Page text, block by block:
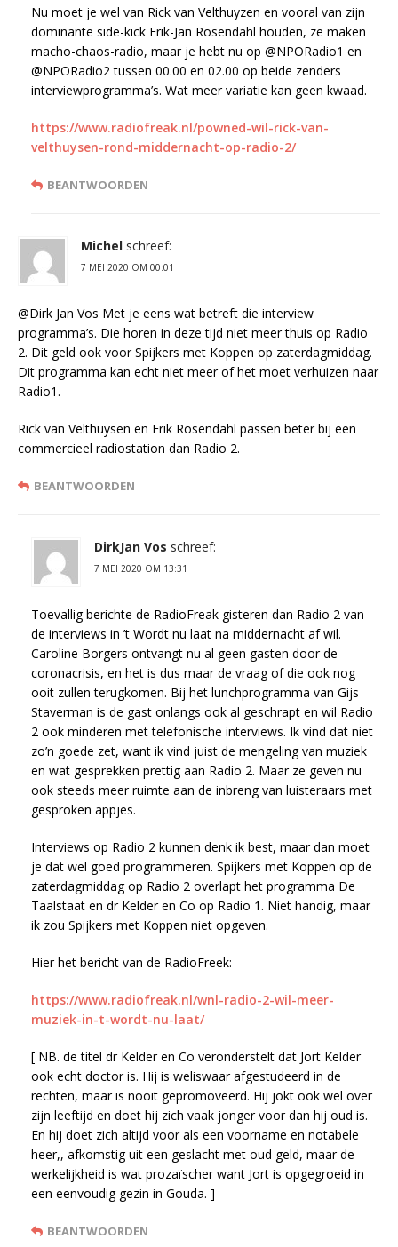
Nu moet je wel van Rick van Velthuyzen en vooral van zijn
dominante side-kick Erik-Jan Rosendahl houden, ze maken
macho-chaos-radio, maar je hebt nu op @NPORadio1 en
@NPORadio2 tussen 00.00 en 02.00 op beide zenders
interviewprogramma’s. Wat meer variatie kan geen kwaad.
https://www.radiofreak.nl/powned-wil-rick-van-
velthuysen-rond-middernacht-op-radio-2/
BEANTWOORDEN
Michel schreef:
7 MEI 2020 OM 00:01
@Dirk Jan Vos Met je eens wat betreft die interview
programma’s. Die horen in deze tijd niet meer thuis op Radio
2. Dit geld ook voor Spijkers met Koppen op zaterdagmiddag.
Dit programma kan echt niet meer of het moet verhuizen naar
Radio1.
Rick van Velthuysen en Erik Rosendahl passen beter bij een
commercieel radiostation dan Radio 2.
BEANTWOORDEN
DirkJan Vos schreef:
7 MEI 2020 OM 13:31
Toevallig berichte de RadioFreak gisteren dan Radio 2 van
de interviews in ’t Wordt nu laat na middernacht af wil.
Caroline Borgers ontvangt nu al geen gasten door de
coronacrisis, en het is dus maar de vraag of die ook nog
ooit zullen terugkomen. Bij het lunchprogramma van Gijs
Staverman is de gast onlangs ook al geschrapt en wil Radio
2 ook minderen met telefonische interviews. Ik vind dat niet
zo’n goede zet, want ik vind juist de mengeling van muziek
en wat gesprekken prettig aan Radio 2. Maar ze geven nu
ook steeds meer ruimte aan de inbreng van luisteraars met
gesproken appjes.
Interviews op Radio 2 kunnen denk ik best, maar dan moet
je dat wel goed programmeren. Spijkers met Koppen op de
zaterdagmiddag op Radio 2 overlapt het programma De
Taalstaat en dr Kelder en Co op Radio 1. Niet handig, maar
ik zou Spijkers met Koppen niet opgeven.
Hier het bericht van de RadioFreek:
https://www.radiofreak.nl/wnl-radio-2-wil-meer-
muziek-in-t-wordt-nu-laat/
[ NB. de titel dr Kelder en Co veronderstelt dat Jort Kelder
ook echt doctor is. Hij is weliswaar afgestudeerd in de
rechten, maar is nooit gepromoveerd. Hij jokt ook wel over
zijn leeftijd en doet hij zich vaak jonger voor dan hij oud is.
En hij doet zich altijd voor als een voorname en notabele
heer,, afkomstig uit een geslacht met oud geld, maar de
werkelijkheid is wat prozaïscher want Jort is opgegroeid in
een eenvoudig gezin in Gouda. ]
BEANTWOORDEN